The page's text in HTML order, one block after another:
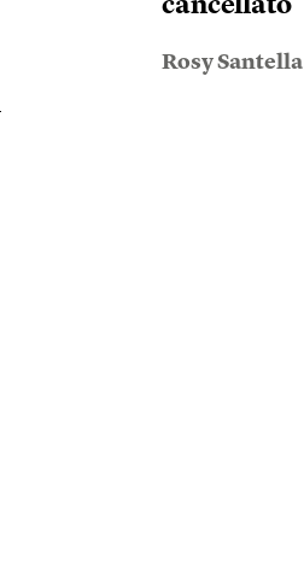
cancellato
Rosy Santella